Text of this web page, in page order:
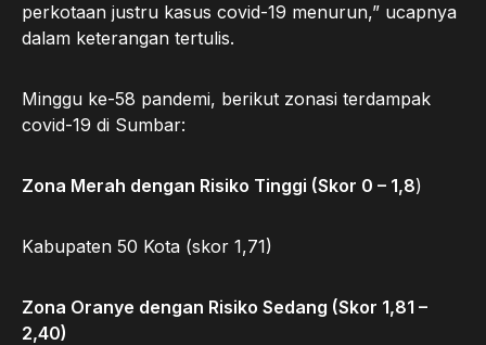
perkotaan justru kasus covid-19 menurun,” ucapnya
dalam keterangan tertulis.
Minggu ke-58 pandemi, berikut zonasi terdampak
covid-19 di Sumbar:
Zona Merah dengan Risiko Tinggi (Skor 0 – 1,8)
Kabupaten 50 Kota (skor 1,71)
Zona Oranye dengan Risiko Sedang (Skor 1,81 –
2,40)